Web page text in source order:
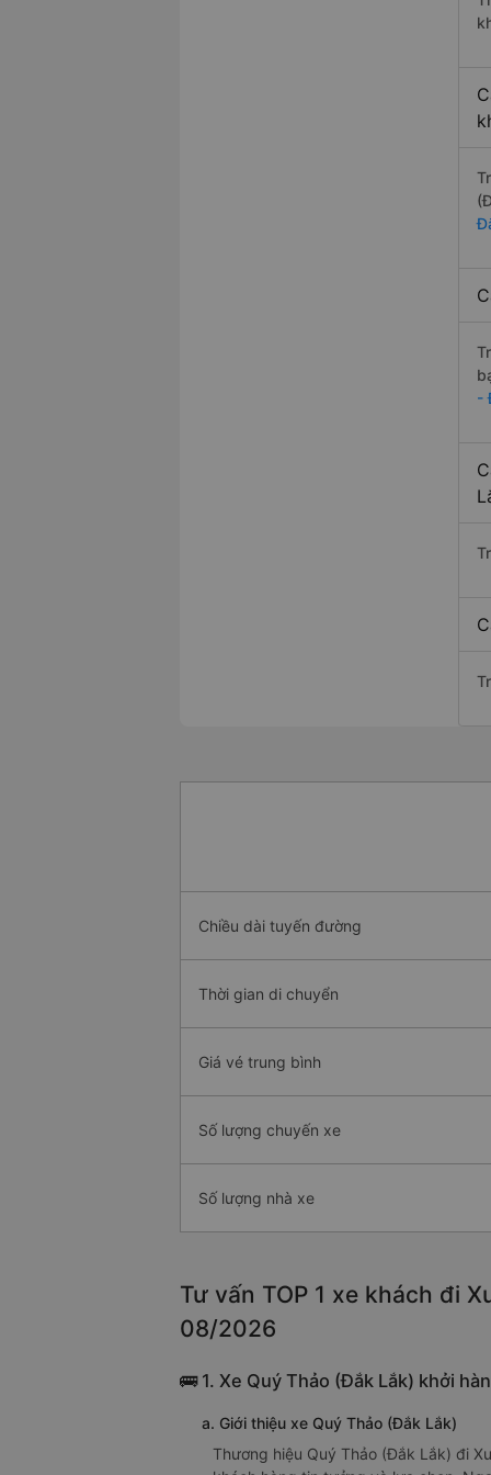
-
Chiều dài tuyến đường
Thời gian di chuyển
Giá vé trung bình
Số lượng chuyến xe
Số lượng nhà xe
Tư vấn TOP 1 xe khách đi
08/2026
🚌 1. Xe Quý Thảo (Đắk Lắk) khởi
a. Giới thiệu xe Quý Thảo (Đắk Lắk)
Thương hiệu Quý Thảo (Đắk Lắk) đi